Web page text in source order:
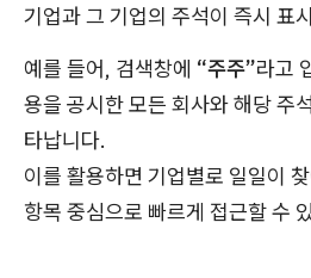
기업과 그 기업의 주석이 즉시 표
예를 들어, 검색창에 “주주”라고
용을 공시한 모든 회사와 해당 주
타납니다.
이를 활용하면 기업별로 일일이
항목 중심으로 빠르게 접근할 수